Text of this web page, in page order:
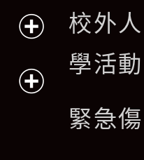
單
選
單
開
校外
學活
緊急